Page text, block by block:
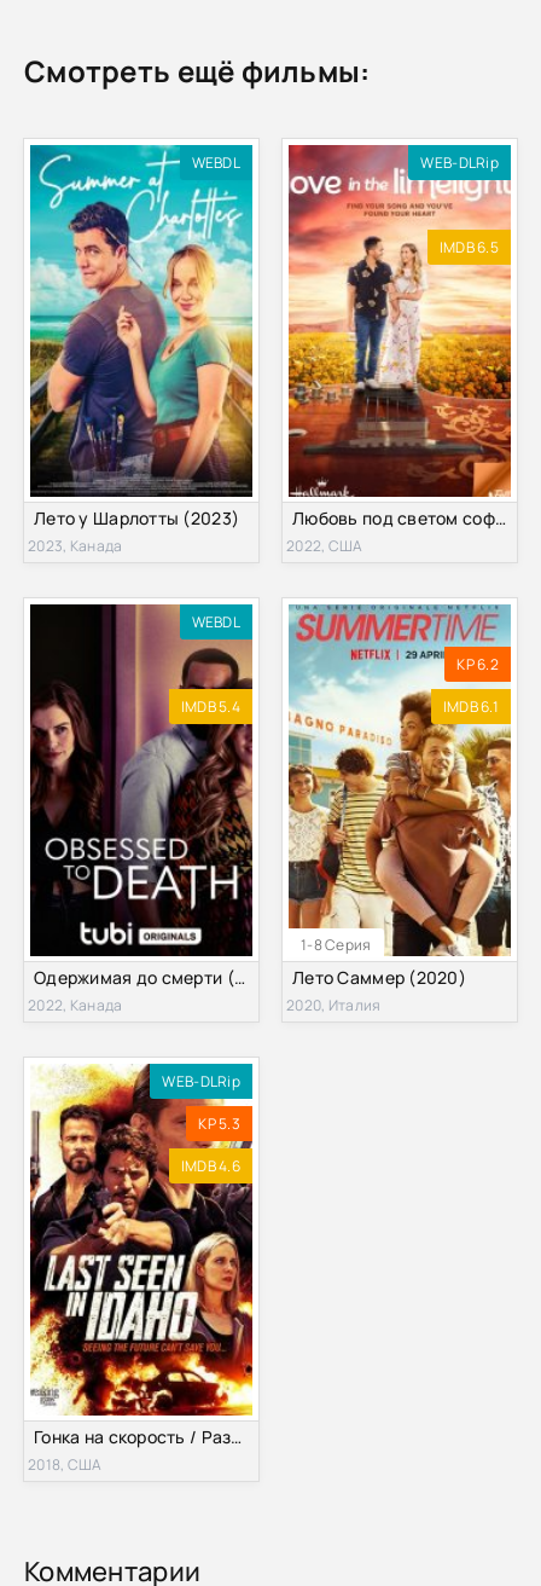
Смотреть ещё фильмы:
WEBDL
Лето у Шарлотты (2023)
2023, Канада
WEB-DLRip
IMDB 6.5
Любовь под светом софитов (2022)
2022, США
WEBDL
IMDB 5.4
Одержимая до смерти (2022)
2022, Канада
1-8 Серия
KP 6.2
IMDB 6.1
Лето Саммер (2020)
2020, Италия
WEB-DLRip
KP 5.3
IMDB 4.6
Гонка на скорость / Разыскивается в Айдахо (2018)
2018, США
Комментарии